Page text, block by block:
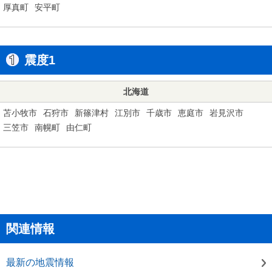
厚真町 安平町
震度1
北海道
苫小牧市 石狩市 新篠津村 江別市 千歳市 恵庭市
岩見沢市
三笠市
南幌町 由仁町
関連情報
最新の地震情報